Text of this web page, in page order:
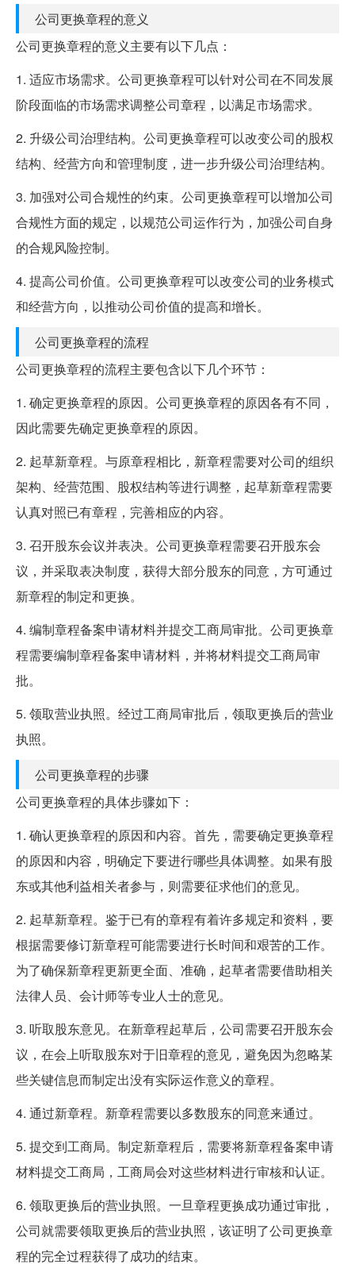
公司更换章程的意义
公司更换章程的意义主要有以下几点：
1. 适应市场需求。公司更换章程可以针对公司在不同发展
阶段面临的市场需求调整公司章程，以满足市场需求。
2. 升级公司治理结构。公司更换章程可以改变公司的股权
结构、经营方向和管理制度，进一步升级公司治理结构。
3. 加强对公司合规性的约束。公司更换章程可以增加公司
合规性方面的规定，以规范公司运作行为，加强公司自身
的合规风险控制。
4. 提高公司价值。公司更换章程可以改变公司的业务模式
和经营方向，以推动公司价值的提高和增长。
公司更换章程的流程
公司更换章程的流程主要包含以下几个环节：
1. 确定更换章程的原因。公司更换章程的原因各有不同，
因此需要先确定更换章程的原因。
2. 起草新章程。与原章程相比，新章程需要对公司的组织
架构、经营范围、股权结构等进行调整，起草新章程需要
认真对照已有章程，完善相应的内容。
3. 召开股东会议并表决。公司更换章程需要召开股东会
议，并采取表决制度，获得大部分股东的同意，方可通过
新章程的制定和更换。
4. 编制章程备案申请材料并提交工商局审批。公司更换章
程需要编制章程备案申请材料，并将材料提交工商局审
批。
5. 领取营业执照。经过工商局审批后，领取更换后的营业
执照。
公司更换章程的步骤
公司更换章程的具体步骤如下：
1. 确认更换章程的原因和内容。首先，需要确定更换章程
的原因和内容，明确定下要进行哪些具体调整。如果有股
东或其他利益相关者参与，则需要征求他们的意见。
2. 起草新章程。鉴于已有的章程有着许多规定和资料，要
根据需要修订新章程可能需要进行长时间和艰苦的工作。
为了确保新章程更新更全面、准确，起草者需要借助相关
法律人员、会计师等专业人士的意见。
3. 听取股东意见。在新章程起草后，公司需要召开股东会
议，在会上听取股东对于旧章程的意见，避免因为忽略某
些关键信息而制定出没有实际运作意义的章程。
4. 通过新章程。新章程需要以多数股东的同意来通过。
5. 提交到工商局。制定新章程后，需要将新章程备案申请
材料提交工商局，工商局会对这些材料进行审核和认证。
6. 领取更换后的营业执照。一旦章程更换成功通过审批，
公司就需要领取更换后的营业执照，该证明了公司更换章
程的完全过程获得了成功的结束。